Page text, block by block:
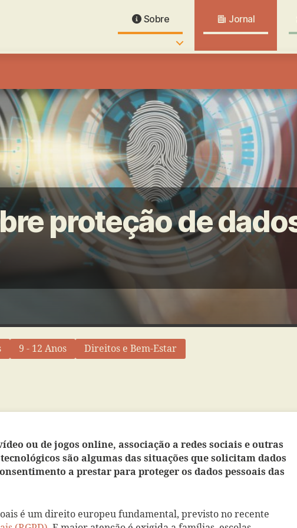
Sobre Jornal
to unlock security in the BTS Skytrain rails or MRT
proteção de
9 - 12 Anos Direitos e Bem-Estar
ou de jogos online, associação a redes sociais e outras
são algumas das situações que solicitam dados
a prestar para proteger os dados pessoais das
é um direito europeu fundamental, previsto no recente